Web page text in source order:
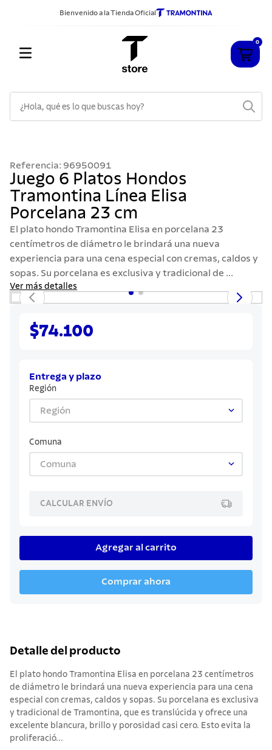
Bienvenido a la Tienda Oficial
0
Referencia: 96950091
Juego 6 Platos Hondos
Tramontina Línea Elisa
Porcelana 23 cm
El plato hondo Tramontina Elisa en porcelana 23
centímetros de diámetro le brindará una nueva
experiencia para una cena especial con cremas, caldos y
sopas. Su porcelana es exclusiva y tradicional de ...
Ver más detalles
$74.100
Entrega y plazo
Región
Región
Comuna
Comuna
CALCULAR ENVÍO
Agregar al carrito
Comprar ahora
Detalle del producto
El plato hondo Tramontina Elisa en porcelana 23 centímetros
de diámetro le brindará una nueva experiencia para una cena
especial con cremas, caldos y sopas. Su porcelana es exclusiva
y tradicional de Tramontina, que es translúcida y ofrece una
excelente blancura, brillo y porosidad casi cero. Esto evita la
proliferació...
2 .
sarten
3.
cubiertos
4.
ollas
acero inoxidable
6.
grano
442
solar
cuchillo